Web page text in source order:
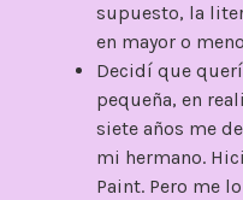
supuesto, la
en mayor o
Decidí que
pequeña, en
siete años me
mi hermano.
Paint. Pero me